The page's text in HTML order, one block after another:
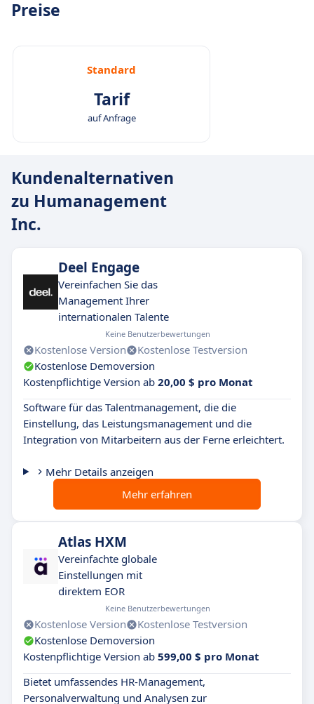
Preise
Standard
Tarif
auf Anfrage
Kundenalternativen
zu Humanagement
Inc.
Deel Engage
Vereinfachen Sie das
Management Ihrer
internationalen Talente
Keine Benutzerbewertungen
Kostenlose Version
Kostenlose Testversion
Kostenlose Demoversion
Kostenpflichtige Version ab 20,00 $ pro Monat
Software für das Talentmanagement, die die
Einstellung, das Leistungsmanagement und die
Integration von Mitarbeitern aus der Ferne erleichtert.
Mehr Details anzeigen
Mehr erfahren
Atlas HXM
Vereinfachte globale
Einstellungen mit
direktem EOR
Keine Benutzerbewertungen
Kostenlose Version
Kostenlose Testversion
Kostenlose Demoversion
Kostenpflichtige Version ab 599,00 $ pro Monat
Bietet umfassendes HR-Management,
Personalverwaltung und Analysen zur